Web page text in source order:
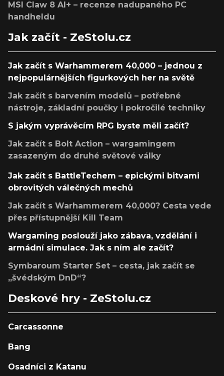
MSI Claw 8 AI+ – recenze nadupaného PC
handheldu
Jak začít - ZeStolu.cz
Jak začít s Warhammerem 40,000 – jednou z
nejpopulárnějších figurkových her na světě
Jak začít s barvením modelů – potřebné
nástroje, základní poučky i pokročilé techniky
S jakým vyprávěcím RPG byste měli začít?
Jak začít s Bolt Action – wargamingem
zasazeným do druhé světové války
Jak začít s BattleTechem – epickými bitvami
obrovitých válečných mechů
Jak začít s Warhammerem 40,000? Cesta vede
přes přístupnější Kill Team
Wargaming poslouží jako zábava, vzdělání i
armádní simulace. Jak s ním ale začít?
Symbaroum Starter Set – cesta, jak začít se
„švédským DnD“?
Deskové hry - ZeStolu.cz
Carcassonne
Bang
Osadníci z Katanu